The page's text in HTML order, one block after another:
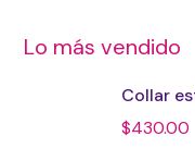
Lo más vendido
Collar
$430.00